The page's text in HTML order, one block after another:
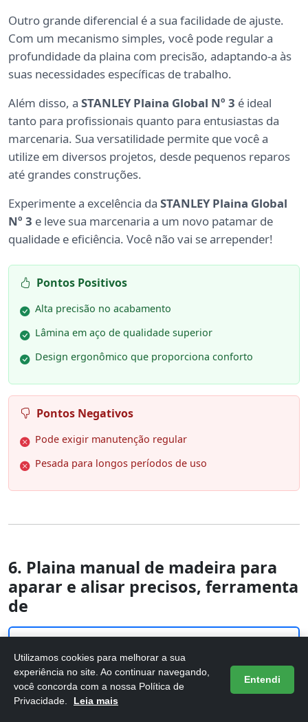
Outro grande diferencial é a sua facilidade de ajuste.
Com um mecanismo simples, você pode regular a
profundidade da plaina com precisão, adaptando-a às
suas necessidades específicas de trabalho.
Além disso, a STANLEY Plaina Global Nº 3 é ideal
tanto para profissionais quanto para entusiastas da
marcenaria. Sua versatilidade permite que você a
utilize em diversos projetos, desde pequenos reparos
até grandes construções.
Experimente a excelência da STANLEY Plaina Global
Nº 3 e leve sua marcenaria a um novo patamar de
qualidade e eficiência. Você não vai se arrepender!
Pontos Positivos
Alta precisão no acabamento
Lâmina em aço de qualidade superior
Design ergonômico que proporciona conforto
Pontos Negativos
Pode exigir manutenção regular
Pesada para longos períodos de uso
6. Plaina manual de madeira para
aparar e alisar precisos, ferramenta
de
Utilizamos cookies para melhorar a sua
experiência no site. Ao continuar navegando,
você concorda com a nossa Política de
Privacidade.
Leia mais
Entendi